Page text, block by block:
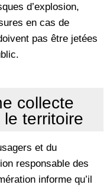
d’explosion,
en cas de
pas être jetées
collecte
territoire
et du
responsable des
informe qu’il